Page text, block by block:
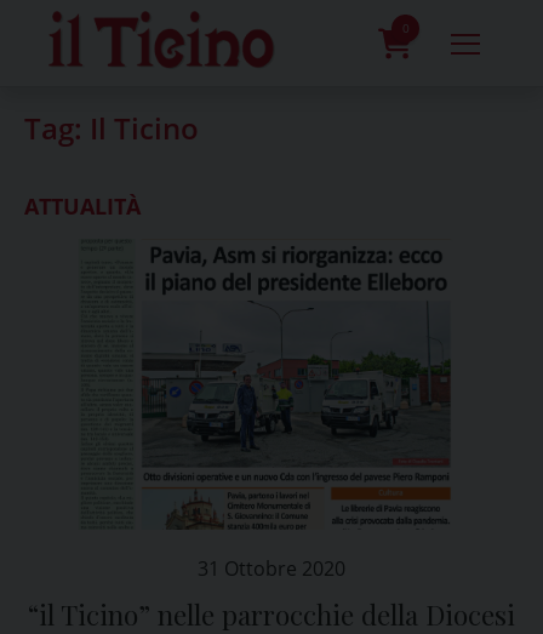
content
0
Tag: Il Ticino
ATTUALITÀ
31 Ottobre 2020
“il Ticino” nelle parrocchie della Diocesi